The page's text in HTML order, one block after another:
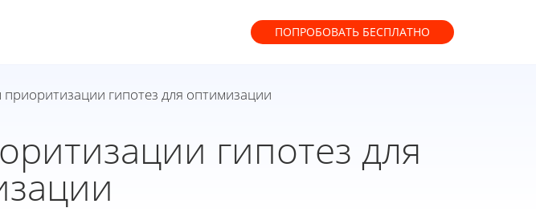
ПОПРОБОВАТЬ БЕСПЛАТНО
гипотез для оптимизации
гипотез для